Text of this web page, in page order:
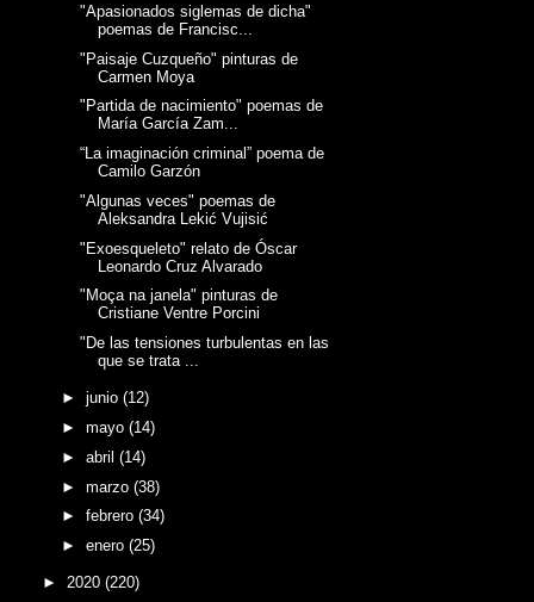
"Apasionados siglemas de dicha"
poemas de Francisc...
"Paisaje Cuzqueño" pinturas de
Carmen Moya
"Partida de nacimiento" poemas de
María García Zam...
“La imaginación criminal” poema de
Camilo Garzón
"Algunas veces" poemas de
Aleksandra Lekić Vujisić
"Exoesqueleto" relato de Óscar
Leonardo Cruz Alvarado
"Moça na janela" pinturas de
Cristiane Ventre Porcini
"De las tensiones turbulentas en las
que se trata ...
► junio (12)
► mayo (14)
► abril (14)
► marzo (38)
► febrero (34)
► enero (25)
► 2020 (220)